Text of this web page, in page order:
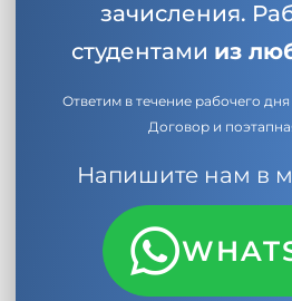
зачисления.
студентами из
Ответим в течение рабочего
Договор и
Напишите нам в